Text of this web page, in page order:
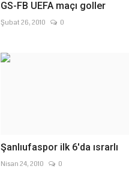
GS-FB UEFA maçı goller
Şubat 26, 2010 0
Şanlıufaspor ilk 6'da ısrarlı
Nisan 24, 2010 0